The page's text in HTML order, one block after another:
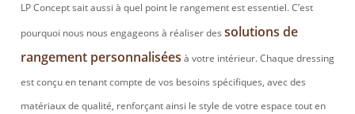
LP Concept sait aussi à quel point le rangement est essentiel. C’est
pourquoi nous nous engageons à réaliser des solutions de
rangement personnalisées à votre intérieur. Chaque dressing
est conçu en tenant compte de vos besoins spécifiques, avec des
matériaux de qualité, renforçant ainsi le style de votre espace tout en